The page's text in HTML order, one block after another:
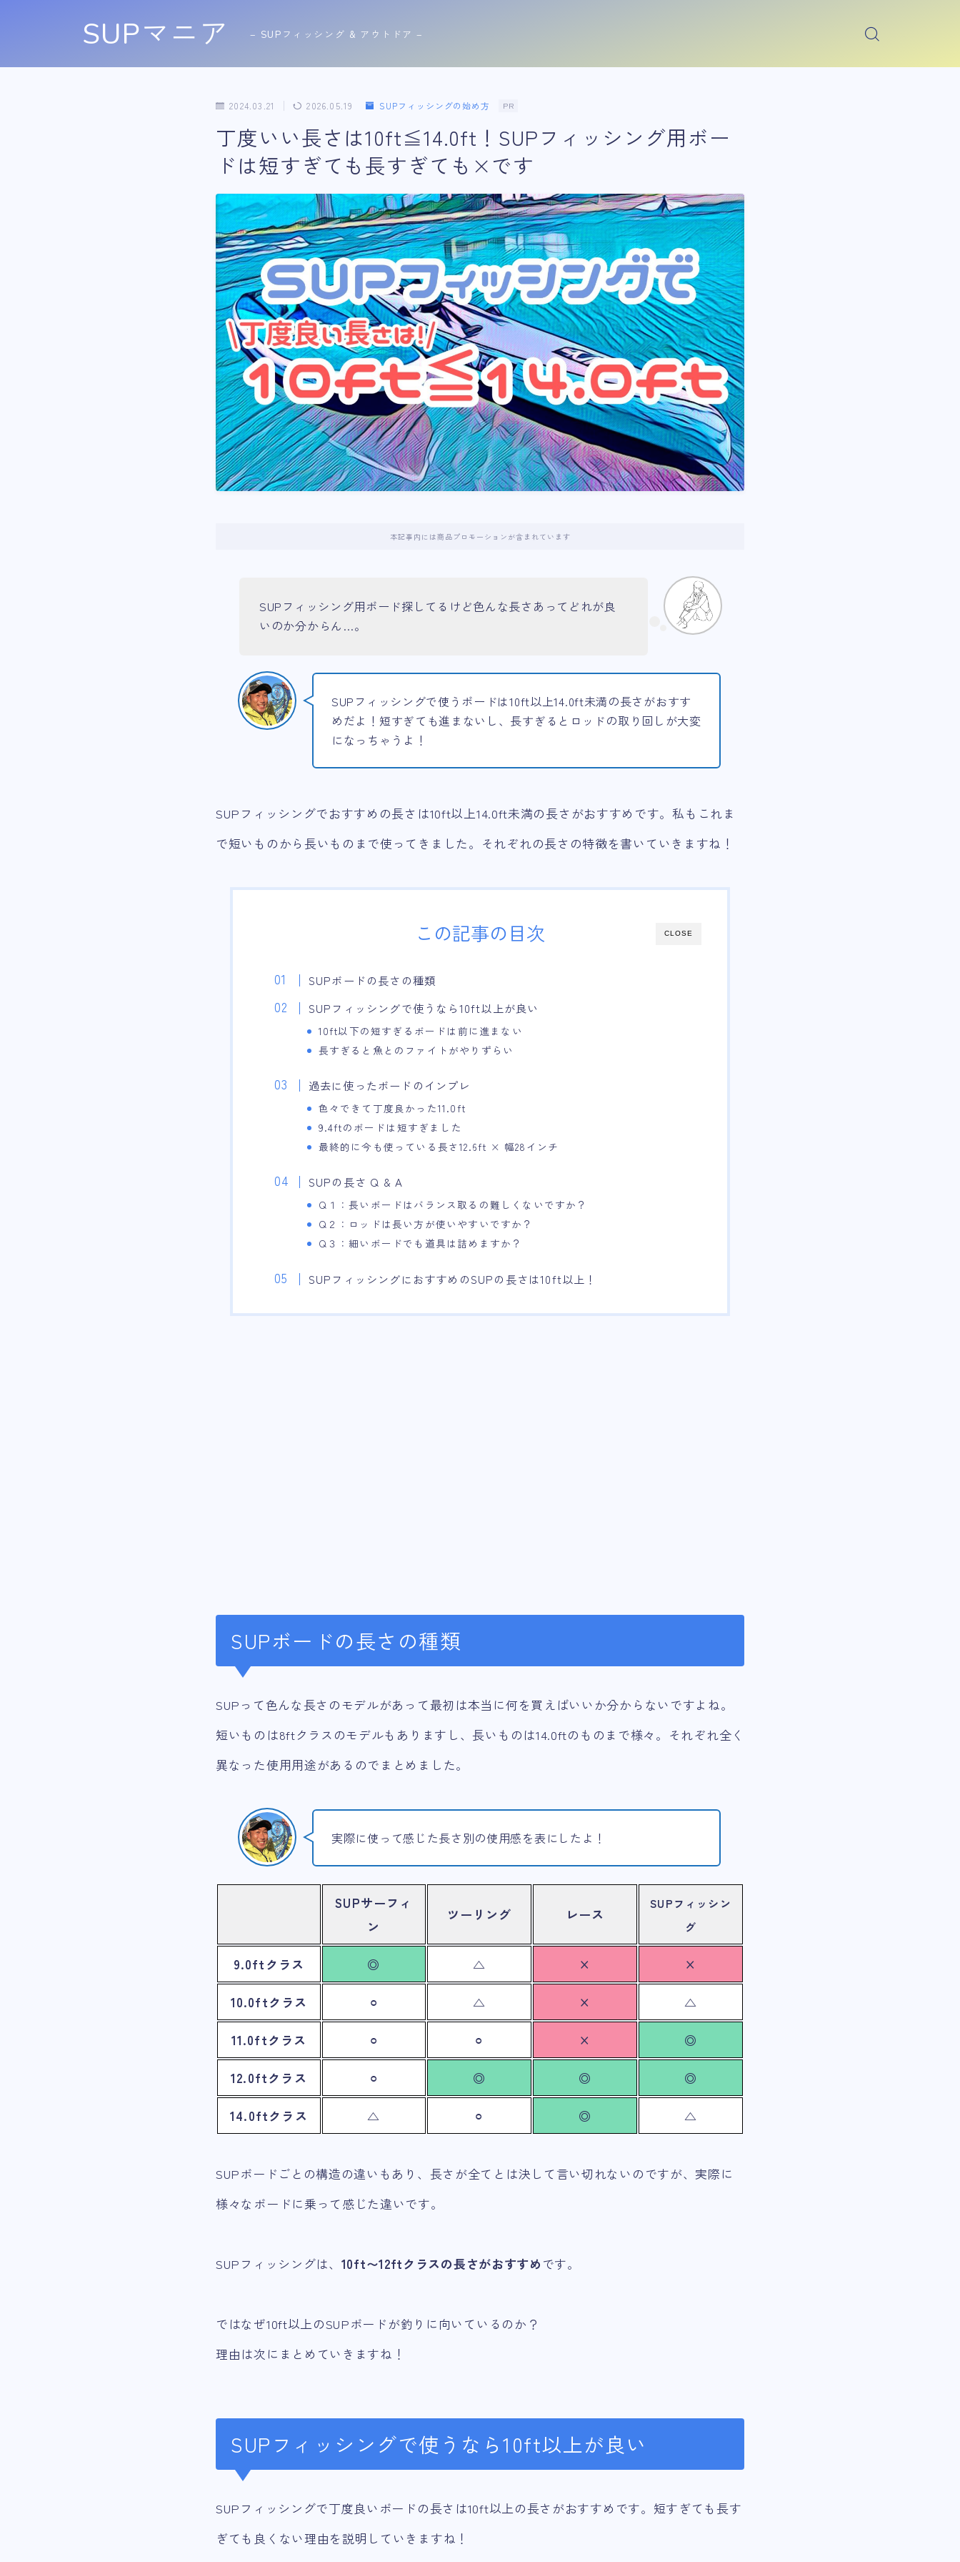
SUPマニア − SUPフィッシング & アウトドア −
2024.03.21 2026.05.19 SUPフィッシングの始め方 PR
丁度いい長さは10ft≦14.0ft！SUPフィッシング用ボー
ドは短すぎても長すぎても×です
本記事内には商品プロモーションが含まれています
SUPフィッシング用ボード探してるけど色んな長さあってどれが良
いのか分からん…。
SUPフィッシングで使うボードは10ft以上14.0ft未満の長さがおすす
めだよ！短すぎても進まないし、長すぎるとロッドの取り回しが大変
になっちゃうよ！
SUPフィッシングでおすすめの長さは10ft以上14.0ft未満の長さがおすすめです。私もこれま
で短いものから長いものまで使ってきました。それぞれの長さの特徴を書いていきますね！
CLOSE
この記事の目次
SUPボードの長さの種類
SUPフィッシングで使うなら10ft以上が良い
10ft以下の短すぎるボードは前に進まない
長すぎると魚とのファイトがやりずらい
過去に使ったボードのインプレ
色々できて丁度良かった11.0ft
9.4ftのボードは短すぎました
最終的に今も使っている長さ12.6ft × 幅28インチ
SUPの長さ Q & A
Q１：長いボードはバランス取るの難しくないですか？
Q２：ロッドは長い方が使いやすいですか？
Q３：細いボードでも道具は詰めますか？
SUPフィッシングにおすすめのSUPの長さは10ft以上！
SUPボードの長さの種類
SUPって色んな長さのモデルがあって最初は本当に何を買えばいいか分からないですよね。
短いものは8ftクラスのモデルもありますし、長いものは14.0ftのものまで様々。それぞれ全く
異なった使用用途があるのでまとめました。
実際に使って感じた長さ別の使用感を表にしたよ！
SUPサーフィ
ン
ツーリング レース
SUPフィッシン
グ
9.0ftクラス ◎ △ × ×
10.0ftクラス ⚪︎ △ × △
11.0ftクラス ⚪︎ ⚪︎ × ◎
12.0ftクラス ⚪︎ ◎ ◎ ◎
14.0ftクラス △ ⚪︎ ◎ △
SUPボードごとの構造の違いもあり、長さが全てとは決して言い切れないのですが、実際に
様々なボードに乗って感じた違いです。
SUPフィッシングは、 10ft〜12ftクラスの長さがおすすめ です。
ではなぜ10ft以上のSUPボードが釣りに向いているのか？
理由は次にまとめていきますね！
SUPフィッシングで使うなら10ft以上が良い
SUPフィッシングで丁度良いボードの長さは10ft以上の長さがおすすめです。短すぎても長す
ぎても良くない理由を説明していきますね！